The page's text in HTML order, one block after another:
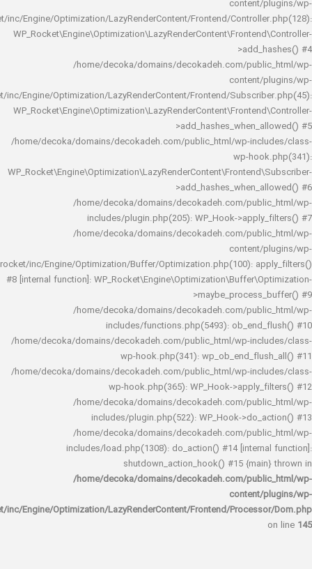
rocket/inc/Engine/Optimization/LazyRenderContent/Frontend/
/home/decoka/domains/decokadeh.com/
rocket/inc/Engine/Optimization/LazyRenderContent/Frontend/
/home/decoka/domains/decokadeh.com/public_html/wp-
wp-
/home/decoka/domains/decokadeh.com/
includes/plugin.php(205): WP_Hook-
/home/decoka/domains/decokadeh.com/
rocket/inc/Engine/Optimization/Buffer/Optimization.php(100):
#8 [internal function]:
/home/decoka/domains/decokadeh.com/
includes/functions.php(5493):
/home/decoka/domains/decokadeh.com/public_html/wp-
wp-hook.php(341):
/home/decoka/domains/decokadeh.com/public_html/wp-
wp-hook.php(365): WP_Hook-
/home/decoka/domains/decokadeh.com/
includes/plugin.php(522): WP_Hook-
/home/decoka/domains/decokadeh.com/
includes/load.php(1308): do_action() #14
shutdown_action_hook() #15
/home/decoka/domains/decokadeh.com/
rocket/inc/Engine/Optimization/LazyRenderContent/Frontend/